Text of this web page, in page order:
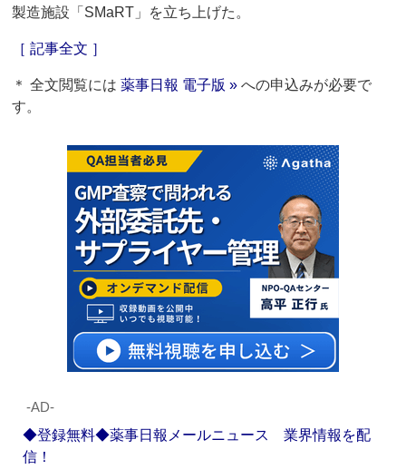
製造施設「SMaRT」を立ち上げた。
［ 記事全文 ］
＊ 全文閲覧には薬事日報 電子版 » への申込みが必要で
す。
‐AD‐
◆登録無料◆薬事日報メールニュース 業界情報を配
信！